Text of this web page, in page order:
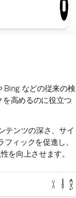
Bing などの従来の検
高めるのに役立つ
テンツの深さ、サイ
ィックを促進し、
を向上させます。